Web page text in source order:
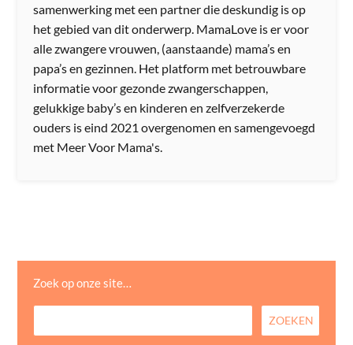
samenwerking met een partner die deskundig is op
het gebied van dit onderwerp. MamaLove is er voor
alle zwangere vrouwen, (aanstaande) mama’s en
papa’s en gezinnen. Het platform met betrouwbare
informatie voor gezonde zwangerschappen,
gelukkige baby’s en kinderen en zelfverzekerde
ouders is eind 2021 overgenomen en samengevoegd
met Meer Voor Mama's.
Zoek op onze site…